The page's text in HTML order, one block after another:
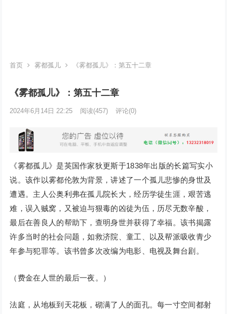
首页 雾都孤儿 《雾都孤儿》：第五十二章
《雾都孤儿》：第五十二章
2024年6月14日 22:25 阅读(457) 评论(0)
《雾都孤儿》是英国作家狄更斯于1838年出版的长篇写实小
说。该作以雾都伦敦为背景，讲述了一个孤儿悲惨的身世及
遭遇。主人公奥利弗在孤儿院长大，经历学徒生涯，艰苦逃
难，误入贼窝，又被迫与狠毒的凶徒为伍，历尽无数辛酸，
最后在善良人的帮助下，查明身世并获得了幸福。该书揭露
许多当时的社会问题，如救济院、童工、以及帮派吸收青少
年参与犯罪等。该书曾多次改编为电影、电视及舞台剧。
（费金在人世的最后一夜。）
法庭，从地板到天花板，砌满了人的面孔。每一寸空间都射